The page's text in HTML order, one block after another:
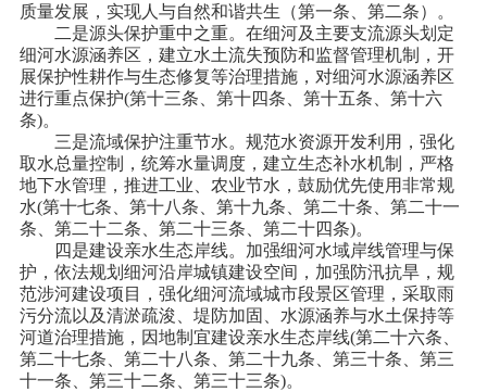
质量发展，实现人与自然和谐共生（第一条、第二条）。
二是源头保护重中之重。在细河及主要支流源头划定
细河水源涵养区，建立水土流失预防和监督管理机制，开
展保护性耕作与生态修复等治理措施，对细河水源涵养区
进行重点保护(第十三条、第十四条、第十五条、第十六
条)。
三是流域保护注重节水。规范水资源开发利用，强化
取水总量控制，统筹水量调度，建立生态补水机制，严格
地下水管理，推进工业、农业节水，鼓励优先使用非常规
水(第十七条、第十八条、第十九条、第二十条、第二十一
条、第二十二条、第二十三条、第二十四条)。
四是建设亲水生态岸线。加强细河水域岸线管理与保
护，依法规划细河沿岸城镇建设空间，加强防汛抗旱，规
范涉河建设项目，强化细河流域城市段景区管理，采取雨
污分流以及清淤疏浚、堤防加固、水源涵养与水土保持等
河道治理措施，因地制宜建设亲水生态岸线(第二十六条、
第二十七条、第二十八条、第二十九条、第三十条、第三
十一条、第三十二条、第三十三条)。